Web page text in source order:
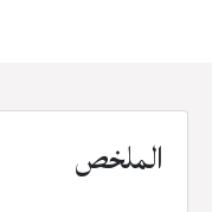
الملخص